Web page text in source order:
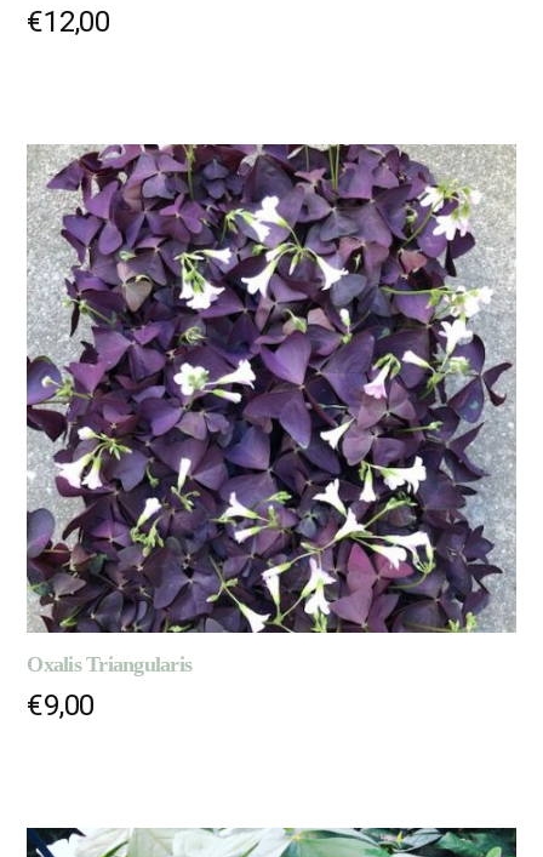
€12,00
Oxalis Triangularis
€9,00